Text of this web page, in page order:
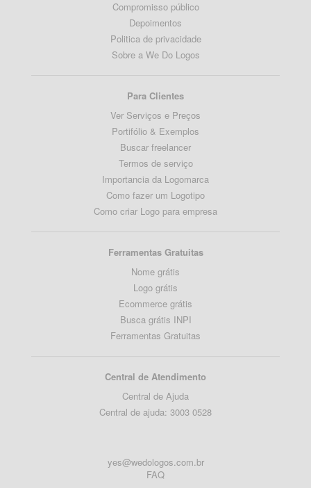
Compromisso público
Depoimentos
Politica de privacidade
Sobre a We Do Logos
Para Clientes
Ver Serviços e Preços
Portifólio & Exemplos
Buscar freelancer
Termos de serviço
Importancia da Logomarca
Como fazer um Logotipo
Como criar Logo para empresa
Ferramentas Gratuitas
Nome grátis
Logo grátis
Ecommerce grátis
Busca grátis INPI
Ferramentas Gratuitas
Central de Atendimento
Central de Ajuda
Central de ajuda: 3003 0528
yes@wedologos.com.br
FAQ